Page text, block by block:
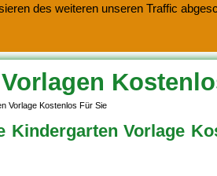
des weiteren unseren Traffic
Vorlage Kostenlos Für Sie
Kindergarten Vorlage